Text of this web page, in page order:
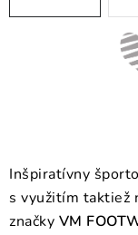
Inšpiratívny
s využitím taktiež
značky VM